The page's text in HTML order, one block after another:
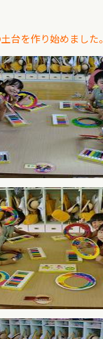
台を作り始めました。